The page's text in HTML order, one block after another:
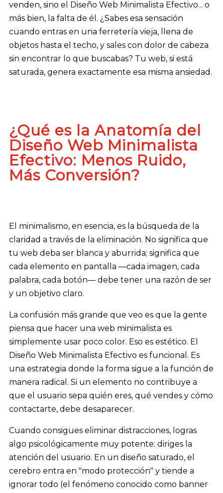
venden, sino el Diseño Web Minimalista Efectivo... o
más bien, la falta de él. ¿Sabes esa sensación
cuando entras en una ferretería vieja, llena de
objetos hasta el techo, y sales con dolor de cabeza
sin encontrar lo que buscabas? Tu web, si está
saturada, genera exactamente esa misma ansiedad.
¿Qué es la Anatomía del
Diseño Web Minimalista
Efectivo: Menos Ruido,
Más Conversión?
El minimalismo, en esencia, es la búsqueda de la
claridad a través de la eliminación. No significa que
tu web deba ser blanca y aburrida; significa que
cada elemento en pantalla —cada imagen, cada
palabra, cada botón— debe tener una razón de ser
y un objetivo claro.
La confusión más grande que veo es que la gente
piensa que hacer una web minimalista es
simplemente usar poco color. Eso es estético. El
Diseño Web Minimalista Efectivo es funcional. Es
una estrategia donde la forma sigue a la función de
manera radical. Si un elemento no contribuye a
que el usuario sepa quién eres, qué vendes y cómo
contactarte, debe desaparecer.
Cuando consigues eliminar distracciones, logras
algo psicológicamente muy potente: diriges la
atención del usuario. En un diseño saturado, el
cerebro entra en "modo protección" y tiende a
ignorar todo (el fenómeno conocido como banner